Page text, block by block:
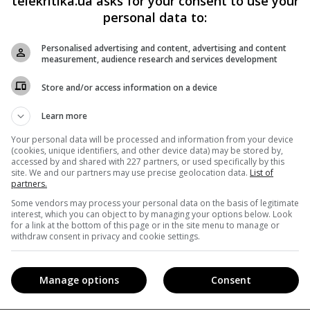
именно Мейхер? Исполнитель главной роли и по
Юрий Горбунов объясняет выбор актрисы так:
на роль Галины она идеально подойдет. Надежда два
вошла в роль. Сейчас мы уже снимаем сериал и
будет интересной».
в них, «Великі Вуйки» можно смело сравнить с
Арзуманян, Анна Кошман, Инна Приходько и
«1+1 Продакшн», а продюсерами ленты сталиЕлена
Шкабар
Приходько, Ярослав Стень, Богдан Гациляк.
Вуйки» можноздесь.
personal data to:
Personalised advertising and content, advertising and content
measurement, audience research and services development
Store and/or access information on a device
Learn more
Your personal data will be processed and information from your device
(cookies, unique identifiers, and other device data) may be stored by,
accessed by and shared with 227 partners, or used specifically by this
site. We and our partners may use precise geolocation data. List of
partners.
Some vendors may process your personal data on the basis of legitimate
interest, which you can object to by managing your options below. Look
for a link at the bottom of this page or in the site menu to manage or
withdraw consent in privacy and cookie settings.
Consent
Manage options